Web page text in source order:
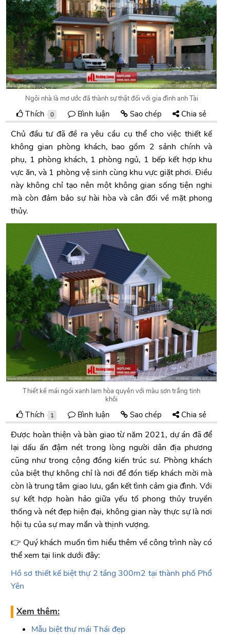
Ngôi nhà là mơ ước đã thành sự thật đối với gia đình anh Tài
Thích 0 Bình luận Sao chép Chia sẻ
Chủ đầu tư đã đề ra yêu cầu cụ thể cho việc thiết kế
không gian phòng khách, bao gồm 2 sảnh chính và
phụ, 1 phòng khách, 1 phòng ngủ, 1 bếp kết hợp khu
vực ăn, và 1 phòng vệ sinh cùng khu vực giặt phơi. Điều
này không chỉ tạo nên một không gian sống tiện nghi
mà còn đảm bảo sự hài hòa và cân đối về mặt phong
thủy.
Thiết kế mái ngói xanh lam hòa quyên với màu sơn trắng tinh
khôi
Thích 1 Bình luận Sao chép Chia sẻ
Được hoàn thiện và bàn giao từ năm 2021, dự án đã để
lại dấu ấn đậm nét trong lòng người dân địa phương
cũng như trong cộng đồng kiến trúc sư. Phòng khách
của biệt thự không chỉ là nơi để đón tiếp khách mời mà
còn là trung tâm giao lưu, gắn kết tình cảm gia đình. Với
sự kết hợp hoàn hảo giữa yếu tố phong thủy truyền
thống và nét đẹp hiện đại, không gian này thực sự là nơi
hội tụ của sự may mắn và thịnh vượng.
👉 Quý khách muốn tìm hiểu thêm về công trình này có
thể xem tại link dưới đây:
Hồ sơ thiết kế biệt thự 2 tầng 300m2 tại thành phố Phổ
Yên
Xem thêm:
Mẫu biệt thự mái Thái đẹp